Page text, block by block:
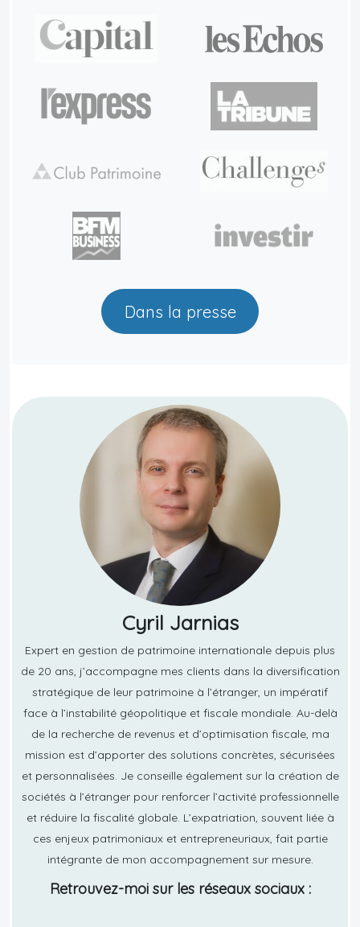
Dans la presse
Cyril Jarnias
Expert en gestion de patrimoine internationale depuis plus
de 20 ans, j’accompagne mes clients dans la diversification
stratégique de leur patrimoine à l’étranger, un impératif
face à l’instabilité géopolitique et fiscale mondiale. Au-delà
de la recherche de revenus et d’optimisation fiscale, ma
mission est d’apporter des solutions concrètes, sécurisées
et personnalisées. Je conseille également sur la création de
sociétés à l’étranger pour renforcer l’activité professionnelle
et réduire la fiscalité globale. L’expatriation, souvent liée à
ces enjeux patrimoniaux et entrepreneuriaux, fait partie
intégrante de mon accompagnement sur mesure.
Retrouvez-moi sur les réseaux sociaux :